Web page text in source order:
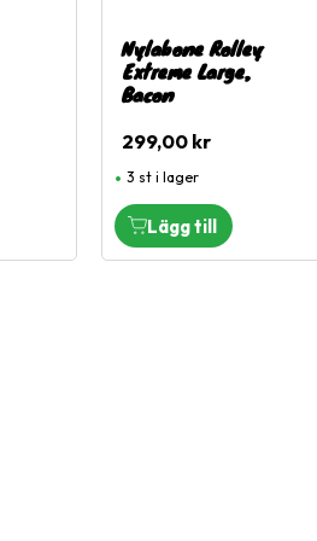
Nylabone Rolley
Extreme Large,
Bacon
299,00kr
3 st i lager